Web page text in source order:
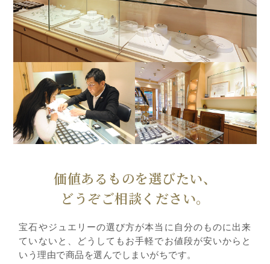
価値あるものを選びたい、
どうぞご相談ください。
宝石やジュエリーの選び方が本当に自分のものに出来
ていないと、どうしてもお手軽でお値段が安いからと
いう理由で商品を選んでしまいがちです。